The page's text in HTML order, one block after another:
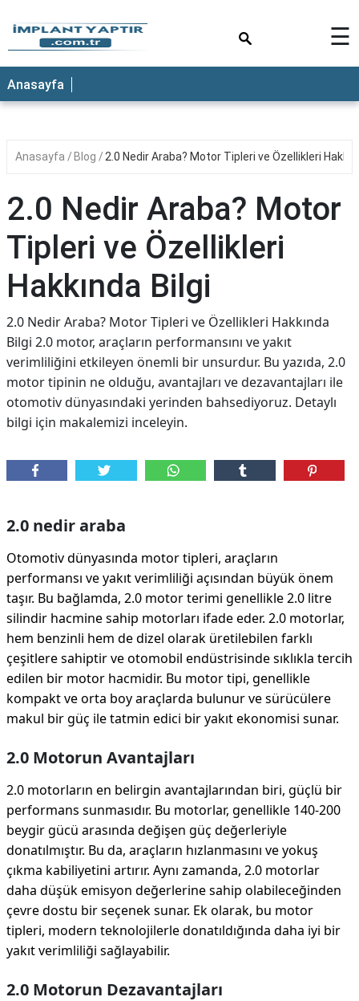
☰
Anasayfa
Anasayfa Blog 2.0 Nedir Araba? Motor Tipleri ve Özellikleri
2.0 Nedir Araba? Motor
Tipleri ve Özellikleri
Hakkında Bilgi
2.0 Nedir Araba? Motor Tipleri ve Özellikleri Hakkında
Bilgi 2.0 motor, araçların performansını ve yakıt
verimliliğini etkileyen önemli bir unsurdur. Bu yazıda, 2.0
motor tipinin ne olduğu, avantajları ve dezavantajları ile
otomotiv dünyasındaki yerinden bahsediyoruz. Detaylı
bilgi için makalemizi inceleyin.
2.0 nedir araba
Otomotiv dünyasında motor tipleri, araçların
performansı ve yakıt verimliliği açısından büyük önem
taşır. Bu bağlamda, 2.0 motor terimi genellikle 2.0 litre
silindir hacmine sahip motorları ifade eder. 2.0 motorlar,
hem benzinli hem de dizel olarak üretilebilen farklı
çeşitlere sahiptir ve otomobil endüstrisinde sıklıkla tercih
edilen bir motor hacmidir. Bu motor tipi, genellikle
kompakt ve orta boy araçlarda bulunur ve sürücülere
makul bir güç ile tatmin edici bir yakıt ekonomisi sunar.
2.0 Motorun Avantajları
2.0 motorların en belirgin avantajlarından biri, güçlü bir
performans sunmasıdır. Bu motorlar, genellikle 140-200
beygir gücü arasında değişen güç değerleriyle
donatılmıştır. Bu da, araçların hızlanmasını ve yokuş
çıkma kabiliyetini artırır. Aynı zamanda, 2.0 motorlar
daha düşük emisyon değerlerine sahip olabileceğinden
çevre dostu bir seçenek sunar. Ek olarak, bu motor
tipleri, modern teknolojilerle donatıldığında daha iyi bir
yakıt verimliliği sağlayabilir.
2.0 Motorun Dezavantajları